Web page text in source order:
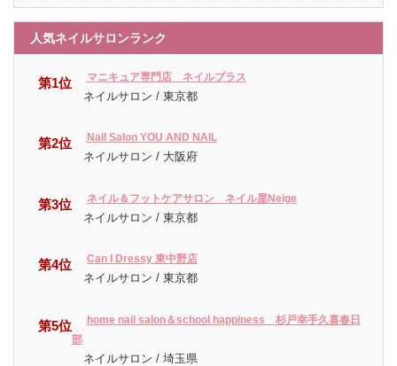
人気ネイルサロンランク
第1位 マニキュア専門店 ネイルプラス
ネイルサロン / 東京都
第2位 Nail Salon YOU AND NAIL
ネイルサロン / 大阪府
第3位 ネイル＆フットケアサロン ネイル屋Neige
ネイルサロン / 東京都
第4位 Can I Dressy 東中野店
ネイルサロン / 東京都
第5位
home nail salon＆school happiness 杉戸幸手久喜春日
部
ネイルサロン / 埼玉県